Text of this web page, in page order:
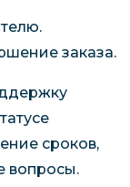
заказа.
сроков,
вопросы.